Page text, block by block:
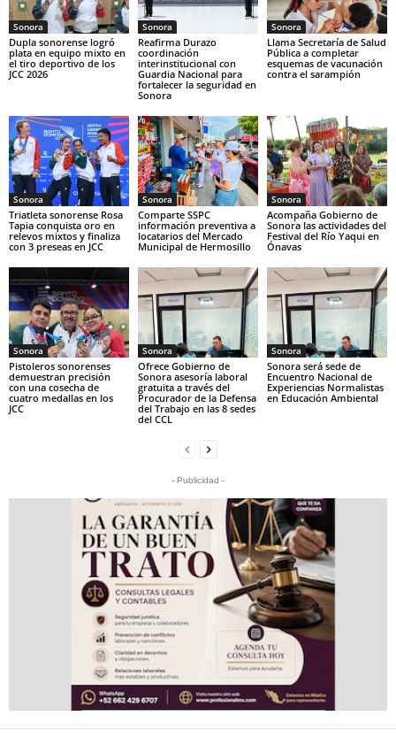
Sonora
Dupla sonorense logró
plata en equipo mixto en
el tiro deportivo de los
JCC 2026
Sonora
Reafirma Durazo
coordinación
interinstitucional con
Guardia Nacional para
fortalecer la seguridad en
Sonora
Sonora
Llama Secretaría de Salud
Pública a completar
esquemas de vacunación
contra el sarampión
Sonora
Triatleta sonorense Rosa
Tapia conquista oro en
relevos mixtos y finaliza
con 3 preseas en JCC
Sonora
Comparte SSPC
información preventiva a
locatarios del Mercado
Municipal de Hermosillo
Sonora
Acompaña Gobierno de
Sonora las actividades del
Festival del Río Yaqui en
Ónavas
Sonora
Pistoleros sonorenses
demuestran precisión
con una cosecha de
cuatro medallas en los
JCC
Sonora
Ofrece Gobierno de
Sonora asesoría laboral
gratuita a través del
Procurador de la Defensa
del Trabajo en las 8 sedes
del CCL
Sonora
Sonora será sede de
Encuentro Nacional de
Experiencias Normalistas
en Educación Ambiental
- Publicidad -